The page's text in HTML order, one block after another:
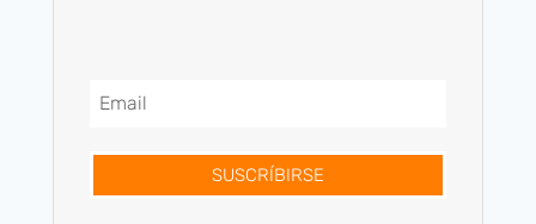
SUSCRÍBIRSE